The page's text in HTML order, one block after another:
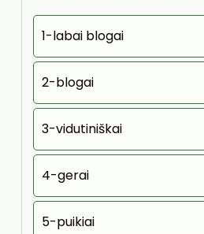
1-labai blogai
2-blogai
3-vidutiniškai
4-gerai
5-puikiai